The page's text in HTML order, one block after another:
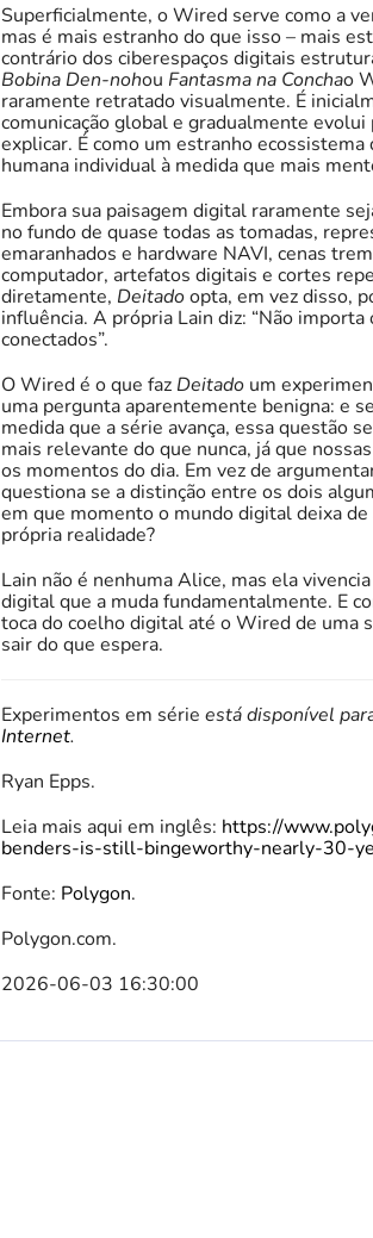
Superficialmente, o Wired serve como a
mas é mais estranho do que isso – mais
contrário dos ciberespaços digitais
Bobina Den-nohou Fantasma na Conchao
raramente retratado visualmente. É
comunicação global e gradualmente
explicar. É como um estranho
humana individual à medida que mais
Embora sua paisagem digital raramente
no fundo de quase todas as tomadas,
emaranhados e hardware NAVI, cenas
computador, artefatos digitais e cortes
diretamente, Deitadoopta, em vez disso,
influência. A própria Lain diz: “Não
conectados”.
O Wired é o que faz Deitado um
uma pergunta aparentemente benigna: e
medida que a série avança, essa questão
mais relevante do que nunca, já que
os momentos do dia. Em vez de
questiona se a distinção entre os dois
em que momento o mundo digital deixa
própria realidade?
Lain não é nenhuma Alice, mas ela
digital que a muda fundamentalmente. E
toca do coelho digital até o Wired de uma
sair do que espera.
Experimentos em série está disponível
Internet.
Ryan Epps.
Leia mais aqui em inglês: https://
benders-is-still-bingeworthy-nearly-30-
Fonte: Polygon.
Polygon.com.
2026-06-03 16:30:00